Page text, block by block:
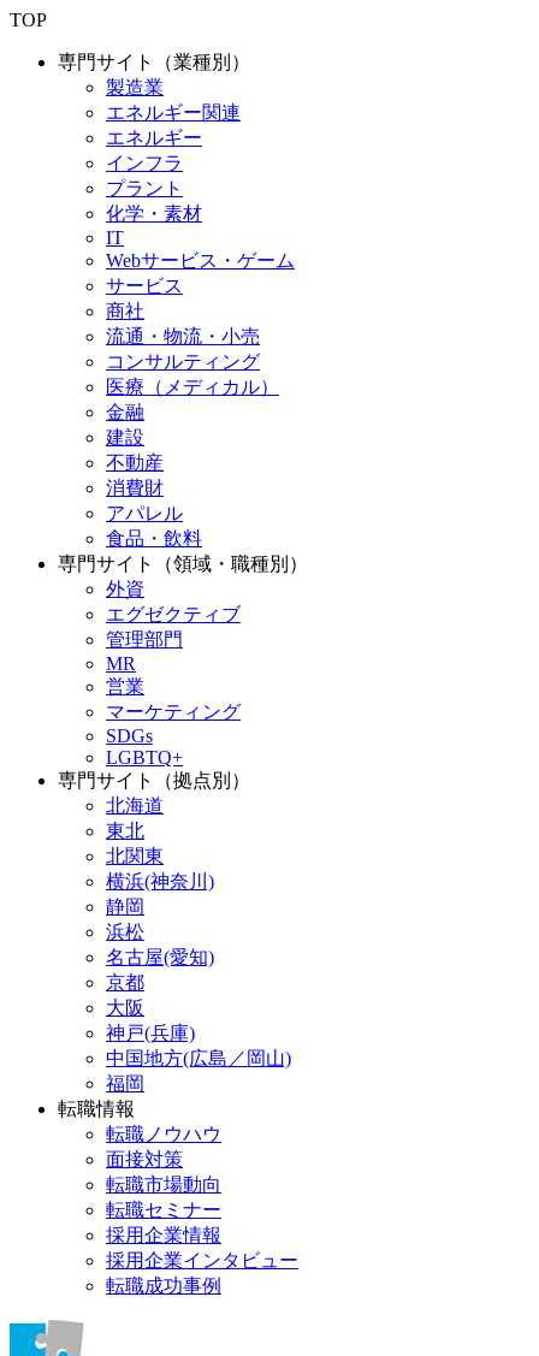
TOP
専門サイト（業種別）
製造業
エネルギー関連
エネルギー
インフラ
プラント
化学・素材
IT
Webサービス・ゲーム
サービス
商社
流通・物流・小売
コンサルティング
医療（メディカル）
金融
建設
不動産
消費財
アパレル
食品・飲料
専門サイト（領域・職種別）
外資
エグゼクティブ
管理部門
MR
営業
マーケティング
SDGs
LGBTQ+
専門サイト（拠点別）
北海道
東北
北関東
横浜(神奈川)
静岡
浜松
名古屋(愛知)
京都
大阪
神戸(兵庫)
中国地方(広島／岡山)
福岡
転職情報
転職ノウハウ
面接対策
転職市場動向
転職セミナー
採用企業情報
採用企業インタビュー
転職成功事例